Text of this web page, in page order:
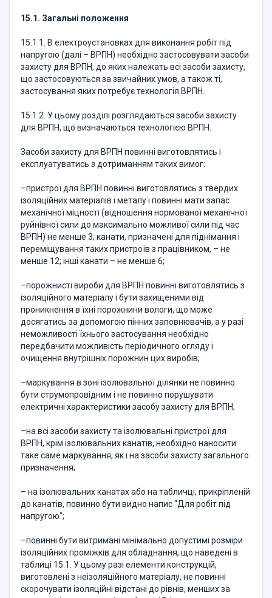
15.1. Загальні положення
15.1.1. В електроустановках для виконання робіт під
напругою (далі – ВРПН) необхідно застосовувати засоби
захисту для ВРПН, до яких належать всі засоби захисту,
що застосовуються за звичайних умов, а також ті,
застосування яких потребує технологія ВРПН.
15.1.2. У цьому розділі розглядаються засоби захисту
для ВРПН, що визначаються технологією ВРПН.
Засоби захисту для ВРПН повинні виготовлятись і
експлуатуватись з дотриманням таких вимог:
–пристрої для ВРПН повинні виготовлятись з твердих
ізоляційних матеріалів і металу і повинні мати запас
механічної міцності (відношення нормованої механічної
руйнівної сили до максимально можливої сили під час
ВРПН) не менше 3; канати, призначені для піднімання і
переміщування таких пристроїв з працівником, – не
менше 12; інші канати – не менше 6;
–порожнисті вироби для ВРПН повинні виготовлятись з
ізоляційного матеріалу і бути захищеними від
проникнення в їхні порожнини вологи, що може
досягатись за допомогою пінних заповнювачів, а у разі
неможливості їхнього застосування необхідно
передбачити можливість періодичного огляду і
очищення внутрішніх порожнин цих виробів;
–маркування в зоні ізолювальної ділянки не повинно
бути струмопровідним і не повинно порушувати
електричні характеристики засобу захисту для ВРПН;
–на всі засоби захисту та ізолювальні пристрої для
ВРПН, крім ізолювальних канатів, необхідно наносити
таке саме маркування, як і на засоби захисту загального
призначення;
– на ізолювальних канатах або на табличці, прикріпленій
до канатів, повинно бути видно напис "Для робіт під
напругою";
–повинні бути витримані мінімально допустимі розміри
ізоляційних проміжків для обладнання, що наведені в
таблиці 15.1. У цьому разі елементи конструкцій,
виготовлені з неізоляційного матеріалу, не повинні
скорочувати ізоляційні відстані до рівнів, менших за